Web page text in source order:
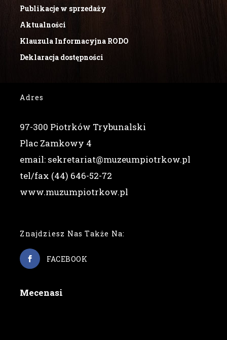
Publikacje w sprzedaży
Aktualności
Klauzula Informacyjna RODO
Deklaracja dostępności
Adres
97-300 Piotrków Trybunalski
Plac Zamkowy 4
email: sekretariat@muzeumpiotrkow.pl
tel/fax (44) 646-52-72
www.muzumpiotrkow.pl
Znajdziesz Nas Także Na:
FACEBOOK
Mecenasi